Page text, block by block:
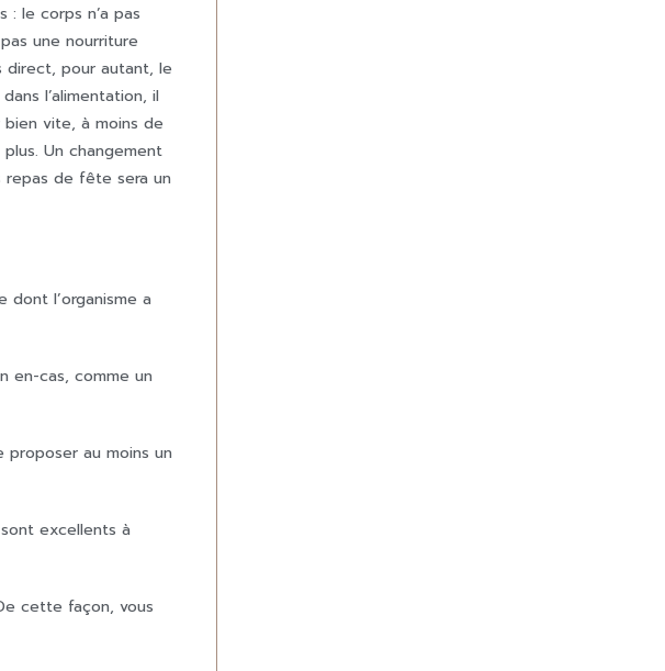
le corps n’a pas
une nourriture
direct, pour autant, le
l’alimentation, il
vite, à moins de
Un changement
repas de fête sera un
l’organisme a
en-cas, comme un
proposer au moins un
excellents à
cette façon, vous